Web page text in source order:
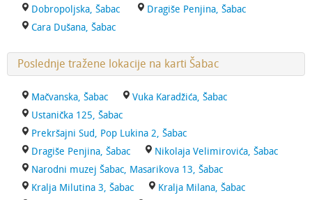
Dobropoljska, Šabac
Dragiše Penjina, Šabac
Cara Dušana, Šabac
Poslednje tražene lokacije na karti Šabac
Mačvanska, Šabac
Vuka Karadžića, Šabac
Ustanička 125, Šabac
Prekršajni Sud, Pop Lukina 2, Šabac
Dragiše Penjina, Šabac
Nikolaja Velimirovića, Šabac
Narodni muzej Šabac, Masarikova 13, Šabac
Kralja Milutina 3, Šabac
Kralja Milana, Šabac